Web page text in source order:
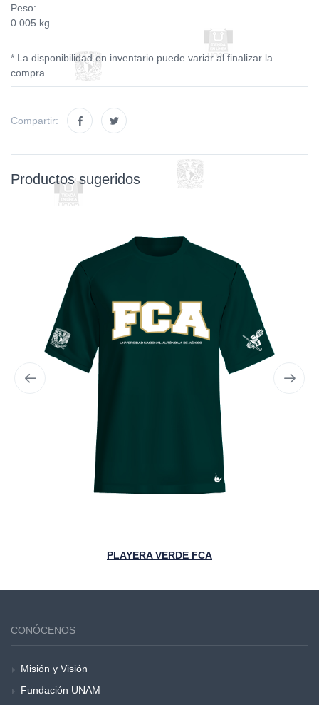
Peso:
0.005 kg
* La disponibilidad en inventario puede variar al finalizar la
compra
Compartir:
Productos sugeridos
PLAYERA VERDE FCA
CONÓCENOS
Misión y Visión
Fundación UNAM